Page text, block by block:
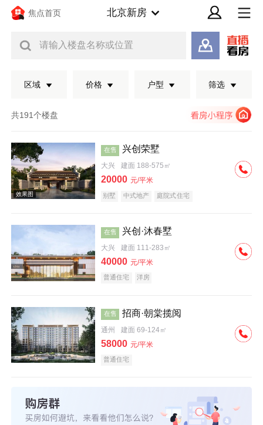
焦点首页 北京新房
请输入楼盘名称或位置
区域 价格 户型 筛选
共191个楼盘
效果图
在售 兴创荣墅
大兴 建面 188-575㎡
20000 元/平米
别墅 中式地产 庭院式住宅
在售 兴创·沐春墅
大兴 建面 111-283㎡
40000 元/平米
普通住宅 洋房
在售 招商·朝棠揽阅
通州 建面 69-124㎡
58000 元/平米
普通住宅